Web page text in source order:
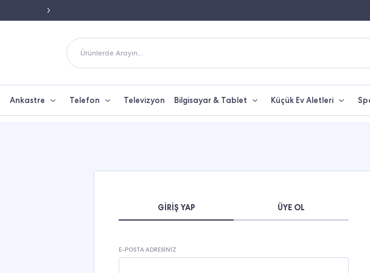
Ürünlerde Arayın...
Ankastre Telefon Televizyon Bilgisayar & Tablet Küçük Ev Aletleri
GIRIŞ YAP ÜYE OL
E-POSTA ADRESINIZ